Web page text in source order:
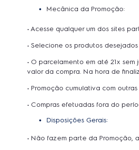
Mecânica da Promoção:
• Acesse qualquer um dos sites
• Selecione os produtos
• O parcelamento em até 21x
valor da compra. Na hora de
• Promoção cumulativa com
• Compras efetuadas fora do
Disposições Gerais:
• Não fazem parte da Promoção,